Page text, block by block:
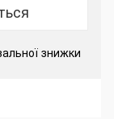
знижки